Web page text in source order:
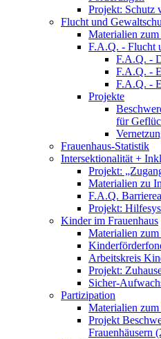
Projekt: Schutz
Flucht und
Materialien zum
F.A.Q. - Flucht
F.A.Q. -
F.A.Q. -
F.A.Q. -
Projekte
für
Frauenhaus-Statistik
Intersektionalität +
Projekt:
Materialien zu
F.A.Q.
Projekt:
Kinder im Frauenhaus
Materialien zum
Arbeitskreis
Projekt:
Sicher-
Partizipation
Materialien zum
Projekt
Frauenhäusern